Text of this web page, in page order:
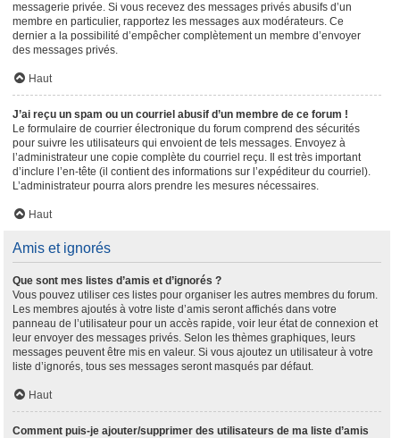
messagerie privée. Si vous recevez des messages privés abusifs d’un
membre en particulier, rapportez les messages aux modérateurs. Ce
dernier a la possibilité d’empêcher complètement un membre d’envoyer
des messages privés.
Haut
J’ai reçu un spam ou un courriel abusif d’un membre de ce forum !
Le formulaire de courrier électronique du forum comprend des sécurités
pour suivre les utilisateurs qui envoient de tels messages. Envoyez à
l’administrateur une copie complète du courriel reçu. Il est très important
d’inclure l’en-tête (il contient des informations sur l’expéditeur du courriel).
L’administrateur pourra alors prendre les mesures nécessaires.
Haut
Amis et ignorés
Que sont mes listes d’amis et d’ignorés ?
Vous pouvez utiliser ces listes pour organiser les autres membres du forum.
Les membres ajoutés à votre liste d’amis seront affichés dans votre
panneau de l’utilisateur pour un accès rapide, voir leur état de connexion et
leur envoyer des messages privés. Selon les thèmes graphiques, leurs
messages peuvent être mis en valeur. Si vous ajoutez un utilisateur à votre
liste d’ignorés, tous ses messages seront masqués par défaut.
Haut
Comment puis-je ajouter/supprimer des utilisateurs de ma liste d’amis